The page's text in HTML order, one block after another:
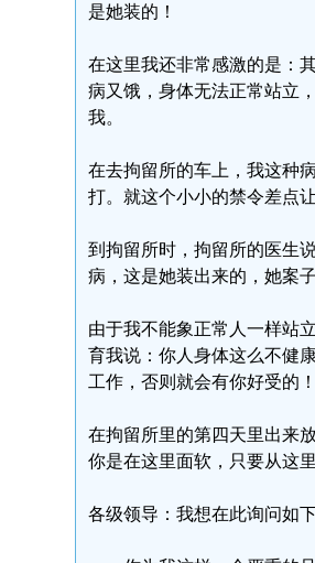
是她装的！
在这里我还非常感激的是：
病又饿，身体无法正常站立
我。
在去拘留所的车上，我这种
打。就这个小小的禁令差点
到拘留所时，拘留所的医生
病，这是她装出来的，她案
由于我不能象正常人一样站
育我说：你人身体这么不健
工作，否则就会有你好受的
在拘留所里的第四天里出来
你是在这里面软，只要从这
各级领导：我想在此询问如